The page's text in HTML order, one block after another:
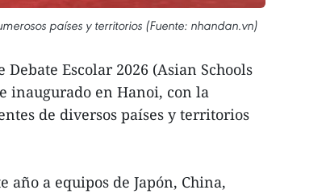
países y territorios (Fuente: nhandan.vn)
Escolar 2026 (Asian Schools
inaugurado en Hanoi, con la
de diversos países y territorios
año a equipos de Japón, China,